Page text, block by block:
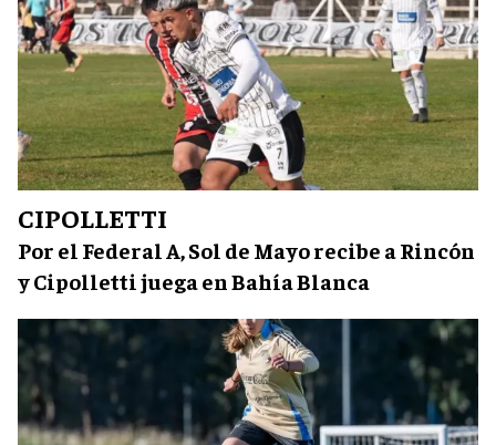
CIPOLLETTI
Por el Federal A, Sol de Mayo recibe a Rincón
y Cipolletti juega en Bahía Blanca